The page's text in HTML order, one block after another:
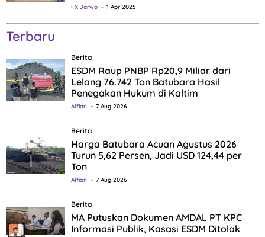
FX Jarwo 1 Apr 2025
Terbaru
Berita
ESDM Raup PNBP Rp20,9 Miliar dari
Lelang 76.742 Ton Batubara Hasil
Penegakan Hukum di Kaltim
Alfian 7 Aug 2026
Berita
Harga Batubara Acuan Agustus 2026
Turun 5,62 Persen, Jadi USD 124,44 per
Ton
Alfian 7 Aug 2026
Berita
MA Putuskan Dokumen AMDAL PT KPC
Informasi Publik, Kasasi ESDM Ditolak